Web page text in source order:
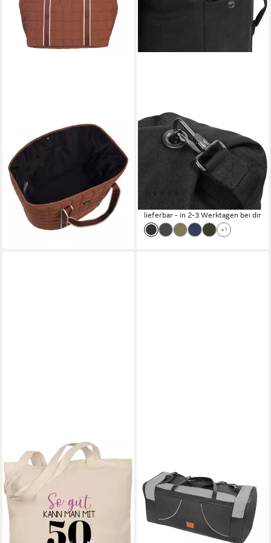
Shopper LUHTA OJAINEN,
mit 50 Litern Volumen
31,99 €
-20%
lieferbar - in 1-2 Werktagen bei dir
NORMANI
Packsack Canvas-Seesack 50
l Submariner 50, Duffle Bag
Rucksack mit Doppelgurt und
Metallverschluss
(1)
34,95 €
lieferbar - in 2-3 Werktagen bei dir
+1